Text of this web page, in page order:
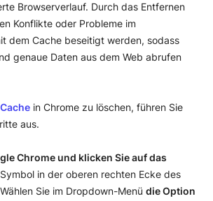
Browserverlauf. Durch das Entfernen
Konflikte oder Probleme im
dem Cache beseitigt werden, sodass
genaue Daten aus dem Web abrufen
in Chrome zu löschen, führen Sie
aus.
Chrome und klicken Sie auf das
in der oberen rechten Ecke des
Sie im Dropdown-Menü die Option